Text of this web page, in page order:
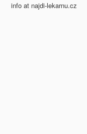
info at najdi-lekarnu.cz